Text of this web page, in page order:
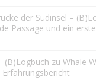
der Südinsel –
Passage und ein
(B)Logbuch zu Whale